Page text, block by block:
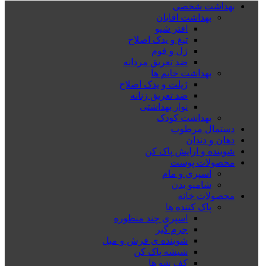
بهداشت شخصی
بهداشت اقایان
افتر شیو
تیغ و یدک اصلاح
ژل و فوم
ضد تعریق مردانه
بهداشت خانم ها
ژیلت و یدک اصلاح
ضد تعریق زنانه
نوار بهداشتی
بهداشت کودک
دستمال مرطوب
دهان و دندان
شوینده و ارایش پاک کن
محصولات پوست
اسپری و مام
شامپو بدن
محصولات خانه
پاک کننده ها
اسپری چند منظوره
جرم گیر
شوینده ی فرش و مبل
شیشه پاک کن
کف شو ها